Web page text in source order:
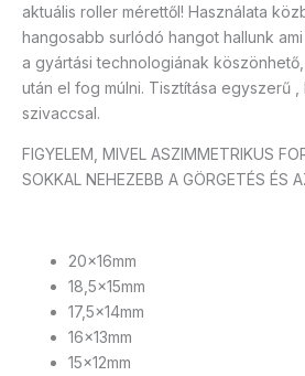
aktuális roller mérettől! Használata
hangosabb surlódó hangot hallunk
a gyártási technologiának
után el fog múlni. Tisztítása egyszerű
szivaccsal.
FIGYELEM, MIVEL ASZIMMETRIKUS
SOKKAL NEHEZEBB A GÖRGETÉS ÉS
20x16mm
18,5x15mm
17,5x14mm
16x13mm
15x12mm